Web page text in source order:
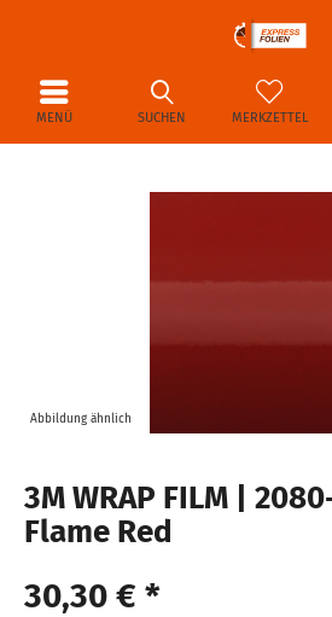
MENÜ MERKZETTEL
SUCHEN
Abbildung ähnlich
3M WRAP FILM |
Flame Red
30,30 € *